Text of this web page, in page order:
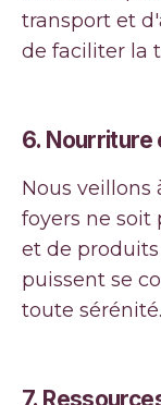
transport et
de faciliter la
6.
Nous veillons
foyers ne soit
et de
puissent se
toute sérénité.
7.